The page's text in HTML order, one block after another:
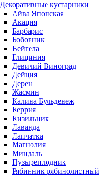
Декоративные кустарники
Айва Японская
Акация
Барбарис
Бобовник
Вейгела
Глициния
Девичий Виноград
Дейция
Дерен
Жасмин
Калина Бульденеж
Керрия
Кизильник
Лаванда
Лапчатка
Магнолия
Миндаль
Пузыреплодник
Рябинник рябинолистный